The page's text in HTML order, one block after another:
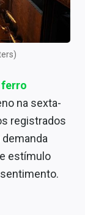
na sexta-
registrados
demanda
estímulo